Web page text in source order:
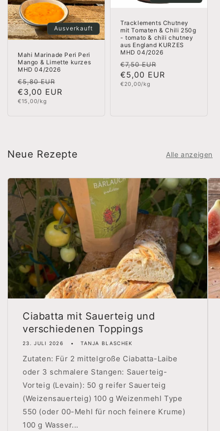
Ausverkauft
Mahi Marinade Peri Peri
Mango & Limette kurzes
MHD 04/2026
Normaler
Preis
€5,80 EUR
€3,00 EUR
Grundpreis
€15,00/kg
Tracklements Chutney
mit Tomaten & Chili 250g
- tomato & chili chutney
aus England KURZES
MHD 04/2026
Normaler
Preis
€7,50 EUR
€5,00 EUR
Grundpreis
€20,00/kg
Neue Rezepte Alle anzeigen
Ciabatta mit Sauerteig und
verschiedenen Toppings
23. JULI 2026 TANJA BLASCHEK
Zutaten: Für 2 mittelgroße Ciabatta-Laibe
oder 3 schmalere Stangen: Sauerteig-
Vorteig (Levain): 50 g reifer Sauerteig
(Weizensauerteig) 100 g Weizenmehl Type
550 (oder 00-Mehl für noch feinere Krume)
100 g Wasser...